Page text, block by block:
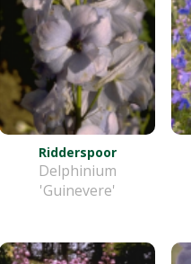
Ridderspoor
Delphinium
'Guinevere'